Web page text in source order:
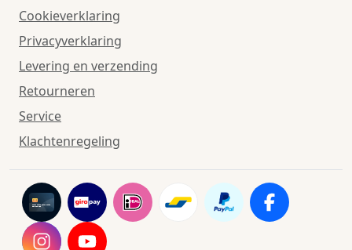
Cookieverklaring
Privacyverklaring
Levering en verzending
Retourneren
Service
Klachtenregeling